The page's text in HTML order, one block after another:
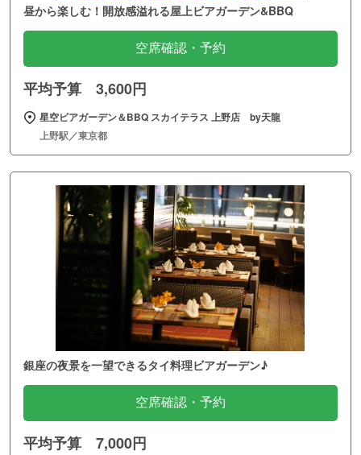
昼から楽しむ！開放感溢れる屋上ビアガーデン&BBQ
空席確認・予約
平均予算 3,600円
星空ビアガーデン＆BBQ スカイテラス 上野店 by天龍
上野駅／東京都
銀座の夜景を一望できるタイ料理ビアガーデン♪
空席確認・予約
平均予算 7,000円